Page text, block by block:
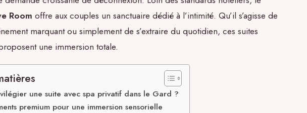
Room offre aux couples un sanctuaire dédié à l’intimité. Qu’il s’agisse de
marquant ou simplement de s’extraire du quotidien, ces suites
une immersion totale.
une suite avec spa privatif dans le Gard ?
premium pour une immersion sensorielle